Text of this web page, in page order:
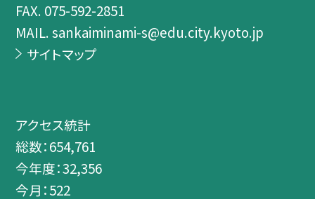
FAX. 075-592-2851
MAIL. sankaiminami-s@edu.city.kyoto.jp
サイトマップ
アクセス統計
総数：654,761
今年度：32,356
今月：522